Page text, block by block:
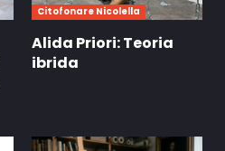
Citofonare Nicolella
Alida Priori: Teoria
ibrida